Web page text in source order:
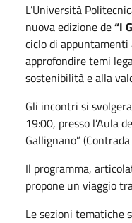
L’Università
nuova edizione de“I
ciclo di
approfondire temi
sostenibilità e alla
Gli incontri si
19:00, presso l’Aula
Gallignano”
Il programma,
propone un viaggio
Le sezioni tematiche